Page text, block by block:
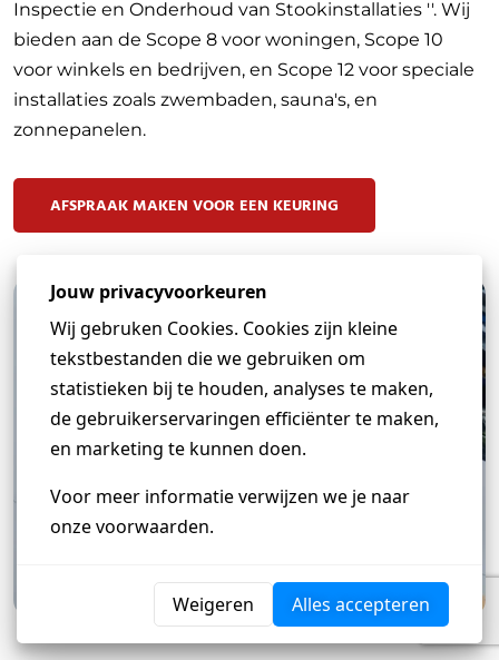
Inspectie en Onderhoud van Stookinstallaties ''. Wij
bieden aan de Scope 8 voor woningen, Scope 10
voor winkels en bedrijven, en Scope 12 voor speciale
installaties zoals zwembaden, sauna's, en
zonnepanelen.
AFSPRAAK MAKEN VOOR EEN KEURING